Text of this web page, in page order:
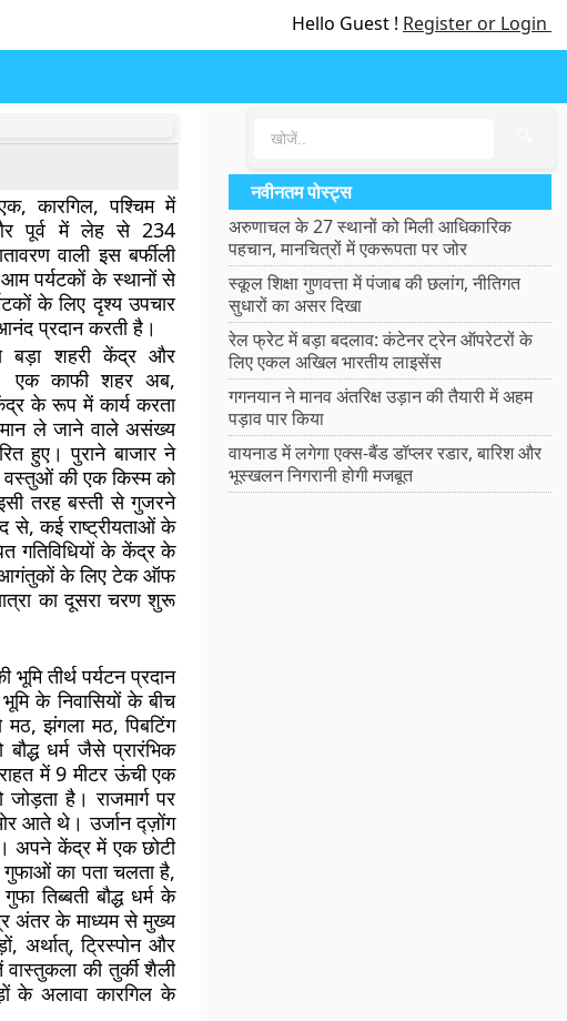
Hello Guest ! Register or Login
कारगिल, पश्चिम में
पूर्व में लेह से 234
वाली इस बर्फीली
पर्यटकों के स्थानों से
के लिए दृश्य उपचार
प्रदान करती है।
बड़ा शहरी केंद्र और
एक काफी शहर अब,
के रूप में कार्य करता
ले जाने वाले असंख्य
हुए। पुराने बाजार ने
वस्तुओं की एक किस्म को
तरह बस्ती से गुजरने
से, कई राष्ट्रीयताओं के
गतिविधियों के केंद्र के
आगंतुकों के लिए टेक ऑफ
का दूसरा चरण शुरू
तीर्थ पर्यटन प्रदान
के निवासियों के बीच
मठ, झंगला मठ, पिबटिंग
धर्म जैसे प्रारंभिक
में 9 मीटर ऊंची एक
है। राजमार्ग पर
आते थे। उर्जान द्ज़ोंग
अपने केंद्र में एक छोटी
गुफाओं का पता चलता है,
तिब्बती बौद्ध धर्म के
अंतर के माध्यम से मुख्य
अर्थात्, ट्रिस्पोन और
की तुर्की शैली
के अलावा कारगिल के
नवीनतम पोस्ट्स
अरुणाचल के 27 स्थानों को मिली आधिकारिक
पहचान, मानचित्रों में एकरूपता पर जोर
स्कूल शिक्षा गुणवत्ता में पंजाब की छलांग, नीतिगत
सुधारों का असर दिखा
रेल फ्रेट में बड़ा बदलाव: कंटेनर ट्रेन ऑपरेटरों के
लिए एकल अखिल भारतीय लाइसेंस
गगनयान ने मानव अंतरिक्ष उड़ान की तैयारी में अहम
पड़ाव पार किया
वायनाड में लगेगा एक्स-बैंड डॉप्लर रडार, बारिश और
भूस्खलन निगरानी होगी मजबूत